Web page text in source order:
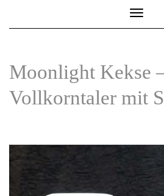
Toggle
Moonlight Kekse
Vollkorntaler mit